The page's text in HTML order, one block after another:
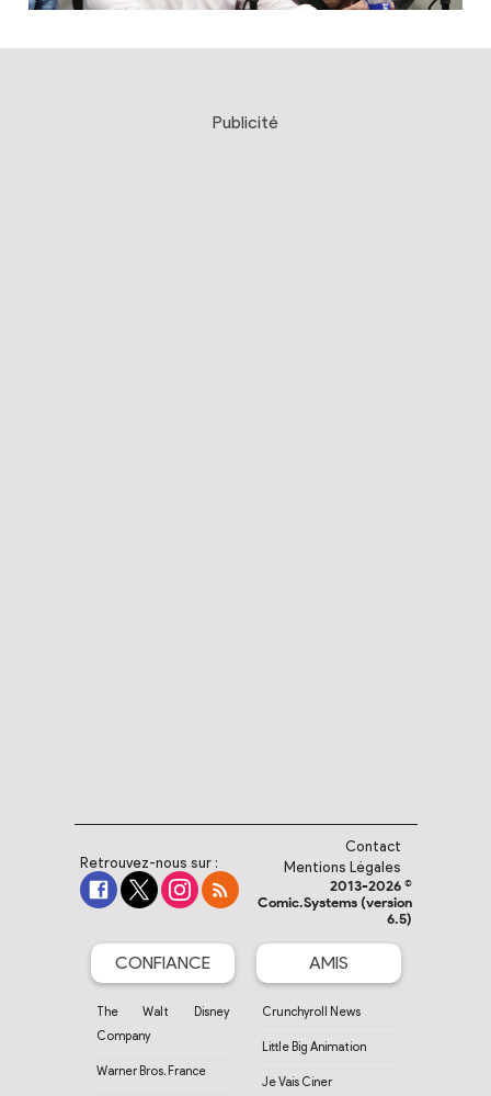
Publicité
Retrouvez-nous sur :
Contact
Mentions Légales
2013-2026 ©
Comic.Systems (version
6.5)
CONFIANCE
The Walt Disney
Company
Warner Bros. France
AMIS
Crunchyroll News
Little Big Animation
Je Vais Ciner